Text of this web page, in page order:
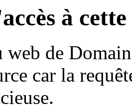
à
web de
car la